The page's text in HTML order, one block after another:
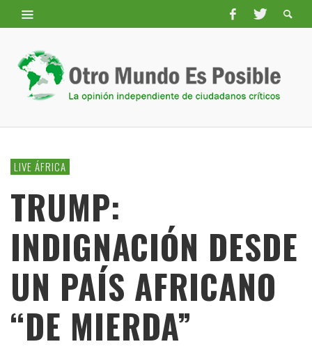
LIVE ÁFRICA
TRUMP:
INDIGNACIÓN DESDE
UN PAÍS AFRICANO
“DE MIERDA”